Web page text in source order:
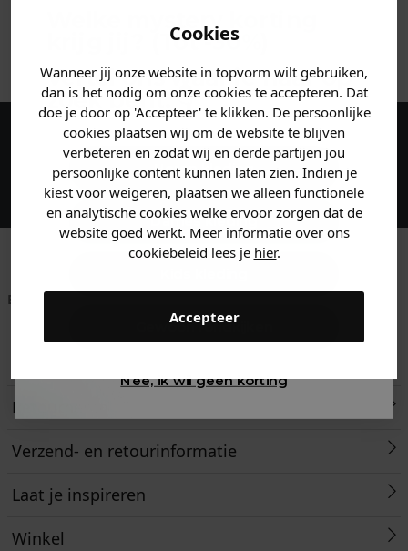
Cookies
Wanneer jij onze website in topvorm wilt gebruiken,
dan is het nodig om onze cookies te accepteren. Dat
doe je door op 'Accepteer' te klikken. De persoonlijke
cookies plaatsen wij om de website te blijven
verbeteren en zodat wij en derde partijen jou
persoonlijke content kunnen laten zien. Indien je
kiest voor weigeren, plaatsen we alleen functionele
en analytische cookies welke ervoor zorgen dat de
website goed werkt. Meer informatie over ons
cookiebeleid lees je hier.
Accepteer
ANDERE BESTELDEN OOK
Maak een account aan en ontvang 5%
korting op je eerste bestelling!
Betaal achteraf met
is morgen in huis!*
Retourneren
Verzend- en retourinformatie
Laat je inspireren
Winkel
Welke mystery
krijg jij? (Tot-30%
Vertel ons waar je naar op
zoek bent. 👇
Heren kleding
Dames kleding
Gewoon rondkijken
Nee, ik wil geen korting